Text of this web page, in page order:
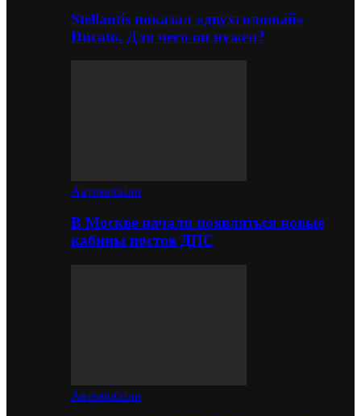
Stellantis показал «двухголовый»
Ducato. Для чего он нужен?
Автомобили
В Москве начали появляться новые
кабины постов ДПС
Автомобили